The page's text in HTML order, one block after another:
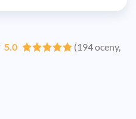
5.0
(194 oceny,